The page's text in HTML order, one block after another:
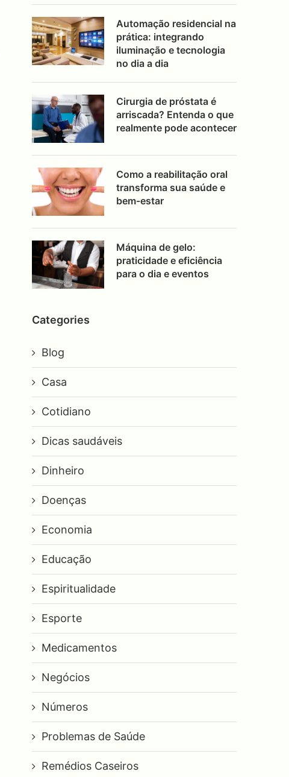
Automação residencial na
prática: integrando
iluminação e tecnologia
no dia a dia
Cirurgia de próstata é
arriscada? Entenda o que
realmente pode acontecer
Como a reabilitação oral
transforma sua saúde e
bem-estar
Máquina de gelo:
praticidade e eficiência
para o dia e eventos
Categories
Blog
Casa
Cotidiano
Dicas saudáveis
Dinheiro
Doenças
Economia
Educação
Espiritualidade
Esporte
Medicamentos
Negócios
Números
Problemas de Saúde
Remédios Caseiros